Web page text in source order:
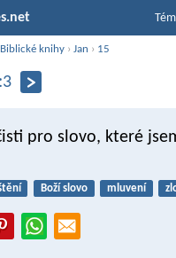
Biblické knihy ›Jan › 15
pro slovo, které
Boží slovo mluvení